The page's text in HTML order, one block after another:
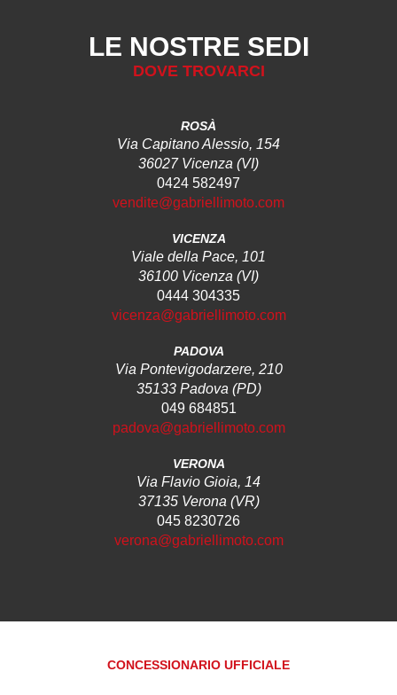
LE NOSTRE SEDI
DOVE TROVARCI
ROSÀ
Via Capitano Alessio, 154
36027 Vicenza (VI)
0424 582497
vendite@gabriellimoto.com
VICENZA
Viale della Pace, 101
36100 Vicenza (VI)
0444 304335
vicenza@gabriellimoto.com
PADOVA
Via Pontevigodarzere, 210
35133 Padova (PD)
049 684851
padova@gabriellimoto.com
VERONA
Via Flavio Gioia, 14
37135 Verona (VR)
045 8230726
verona@gabriellimoto.com
CONCESSIONARIO UFFICIALE